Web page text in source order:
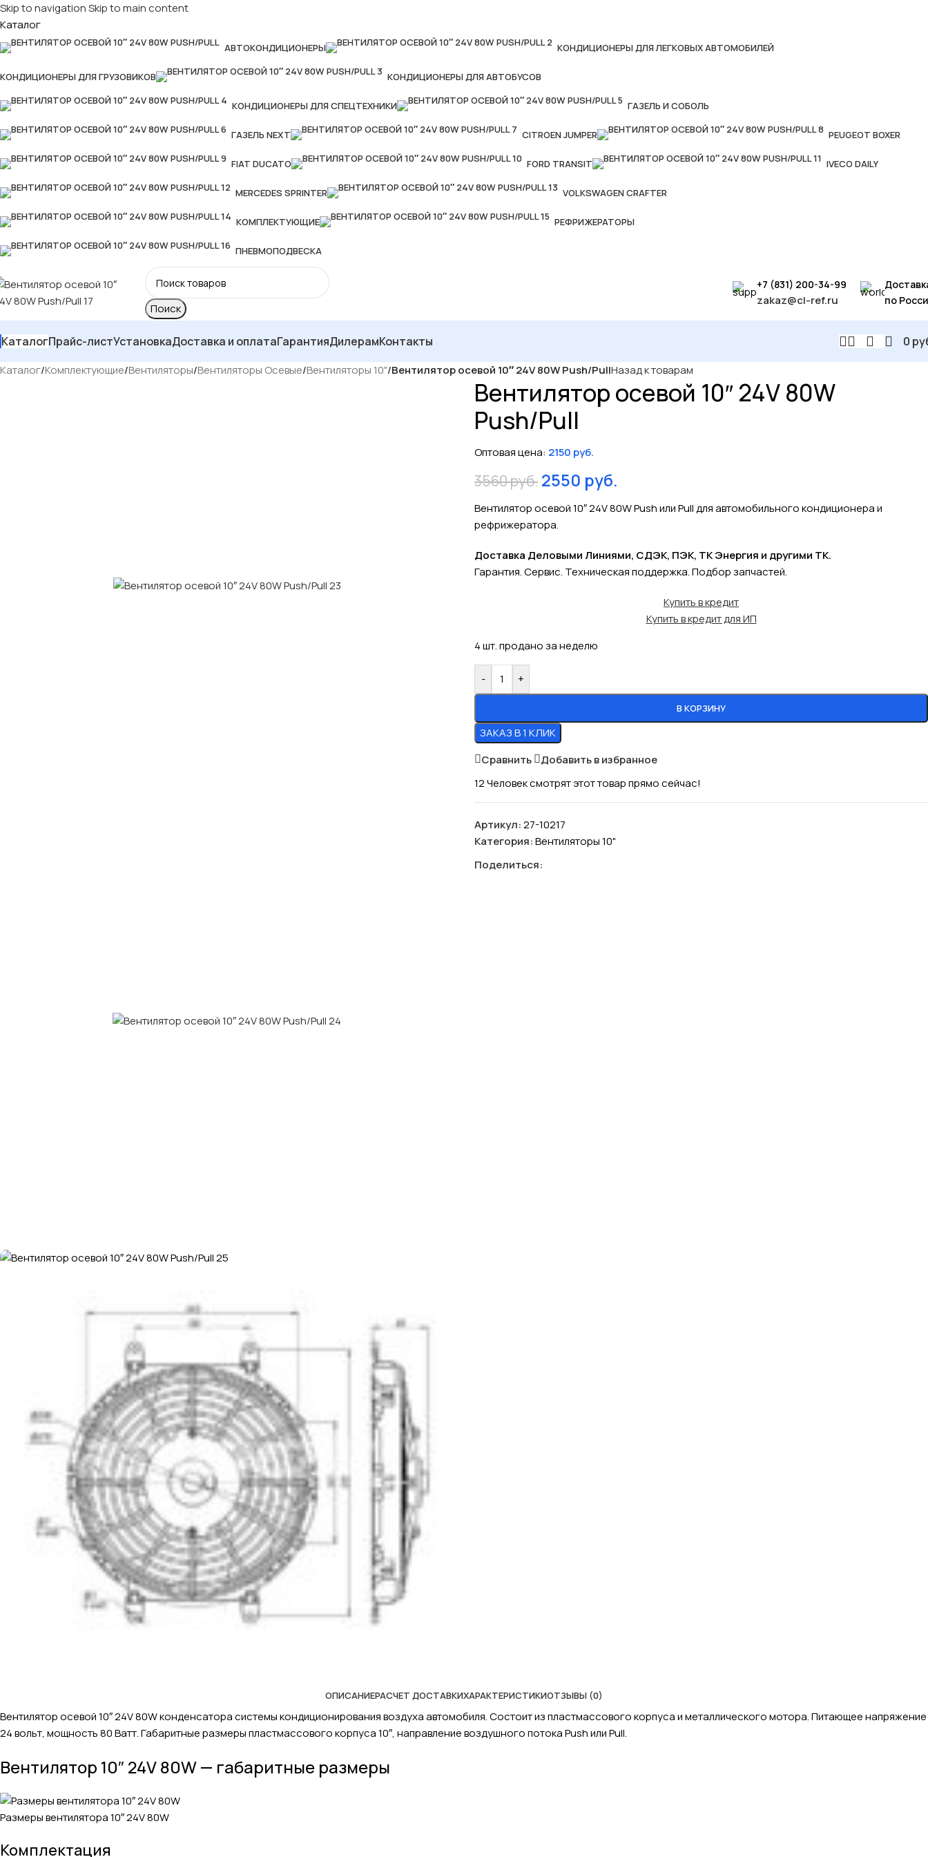
Skip to navigationSkip to main content
Каталог
АВТОКОНДИЦИОНЕРЫ КОНДИЦИОНЕРЫ ДЛЯ ЛЕГКОВЫХ АВТОМОБИЛЕЙ
КОНДИЦИОНЕРЫ ДЛЯ ГРУЗОВИКОВ КОНДИЦИОНЕРЫ ДЛЯ АВТОБУСОВ
КОНДИЦИОНЕРЫ ДЛЯ СПЕЦТЕХНИКИ ГАЗЕЛЬ И СОБОЛЬ
ГАЗЕЛЬ NEXT CITROEN JUMPER PEUGEOT BOXER
FIAT DUCATO FORD TRANSIT IVECO DAILY
MERCEDES SPRINTER VOLKSWAGEN CRAFTER
КОМПЛЕКТУЮЩИЕ РЕФРИЖЕРАТОРЫ
ПНЕВМОПОДВЕСКА
Поиск
+7 (831) 200-34-99
zakaz@cl-ref.ru
по
КаталогПрайс-листУстановкаДоставка и оплатаГарантияДилерамКонтакты 0
Каталог/Комплектующие/Вентиляторы/Вентиляторы Осевые/Вентиляторы 10"/Вентилятор осевой 10″ 24V 80W Push/PullНазад к товарам
-28%
Вентилятор осевой 10″ 24V 80W
Push/Pull
Оптовая цена: 2150 руб.
3560руб. 2550 руб.
Вентилятор осевой 10″ 24V 80W Push или Pull для автомобильного кондиционера и
рефрижератора.
Доставка Деловыми Линиями, СДЭК, ПЭК, ТК Энергия и другими ТК.
Гарантия. Сервис. Техническая поддержка. Подбор запчастей.
Купить в кредит
Купить в кредит для ИП
4шт. продано за неделю
- +
В КОРЗИНУ
ЗАКАЗ В 1 КЛИК
Сравнить
Добавить в избранное
12Человек смотрят этот товар прямо сейчас!
Артикул:27-10217
Категория:Вентиляторы 10"
Поделиться:
ОПИСАНИЕРАСЧЕТ ДОСТАВКИХАРАКТЕРИСТИКИОТЗЫВЫ (0)
Вентилятор осевой 10″ 24V 80W конденсатора системы кондиционирования воздуха автомобиля. Состоит из пластмассового корпуса и металлического мотора. Питающее напряжение
24 вольт, мощность 80 Ватт. Габаритные размеры пластмассового корпуса 10″, направление воздушного потока Push или Pull.
Вентилятор 10″ 24V 80W — габаритные размеры
Размеры вентилятора 10″ 24V 80W
Комплектация